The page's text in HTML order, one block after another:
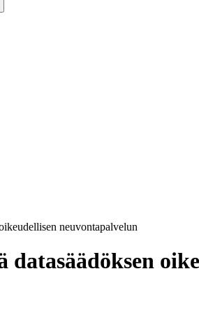
neuvontapalvelun
datasäädöksen